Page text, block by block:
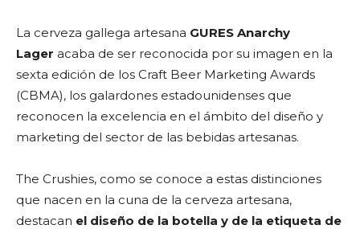
La cerveza gallega artesana GURES Anarchy
Lager acaba de ser reconocida por su imagen en la
sexta edición de los Craft Beer Marketing Awards
(CBMA), los galardones estadounidenses que
reconocen la excelencia en el ámbito del diseño y
marketing del sector de las bebidas artesanas.
The Crushies, como se conoce a estas distinciones
que nacen en la cuna de la cerveza artesana,
destacan el diseño de la botella y de la etiqueta de